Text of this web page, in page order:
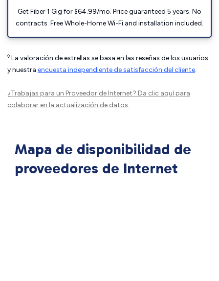
Get Fiber 1 Gig for $64.99/mo. Price guaranteed 5 years. No
contracts. Free Whole-Home Wi-Fi and installation included.
◊ La valoración de estrellas se basa en las reseñas de los usuarios
y nuestra encuesta independiente de satisfacción del cliente.
¿Trabajas para un Proveedor de Internet? Da clic aquípara
colaborar en la actualización de datos.
Mapa de disponibilidad de
proveedores de Internet